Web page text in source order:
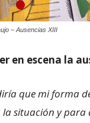
– Ausencias XIII
en escena la
que mi forma
situación y para